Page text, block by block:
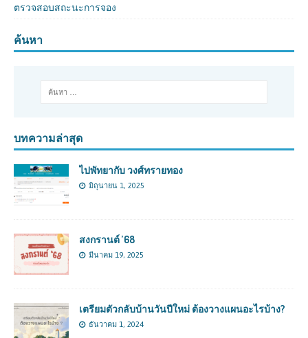
ตรวจสอบสถะนะการจอง
ค้นหา
บทความล่าสุด
ไปพัทยากับ วงศ์ทรายทอง
มิถุนายน 1, 2025
สงกรานต์ ’68
มีนาคม 19, 2025
เตรียมตัวกลับบ้านวันปีใหม่ ต้องวางแผนอะไรบ้าง?
ธันวาคม 1, 2024